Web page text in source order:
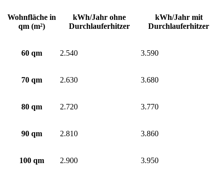
Wohnfläche in
qm (m²)
kWh/Jahr ohne
Durchlauferhitzer
kWh/Jahr mit
Durchlauferhitzer
60 qm 2.540 3.590
70 qm 2.630 3.680
80 qm 2.720 3.770
90 qm 2.810 3.860
100 qm 2.900 3.950